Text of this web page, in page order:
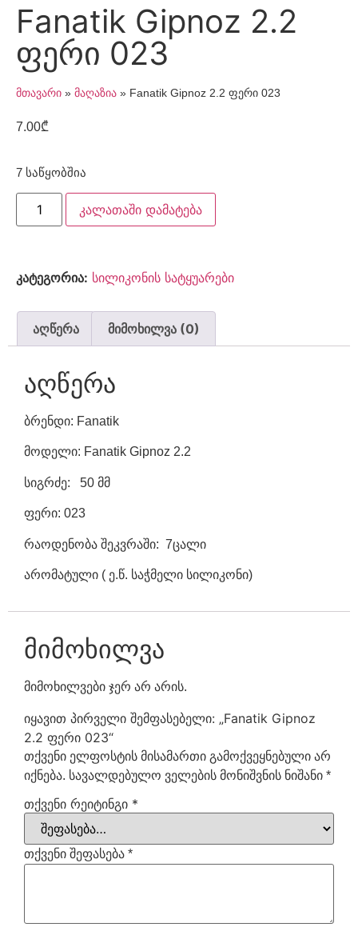
Fanatik Gipnoz 2.2
ფერი 023
მთავარი » მაღაზია » Fanatik Gipnoz 2.2 ფერი 023
7.00₾
7 საწყობშია
კალათაში დამატება
კატეგორია: სილიკონის სატყუარები
აღწერა მიმოხილვა (0)
აღწერა
ბრენდი: Fanatik
მოდელი: Fanatik Gipnoz 2.2
სიგრძე: 50 მმ
ფერი: 023
რაოდენობა შეკვრაში: 7ცალი
არომატული ( ე.წ. საჭმელი სილიკონი)
მიმოხილვა
მიმოხილვები ჯერ არ არის.
იყავით პირველი შემფასებელი: „Fanatik Gipnoz
2.2 ფერი 023“
თქვენი ელფოსტის მისამართი გამოქვეყნებული არ
იქნება. სავალდებულო ველების მონიშვნის ნიშანი *
თქვენი რეიტინგი *
თქვენი შეფასება *